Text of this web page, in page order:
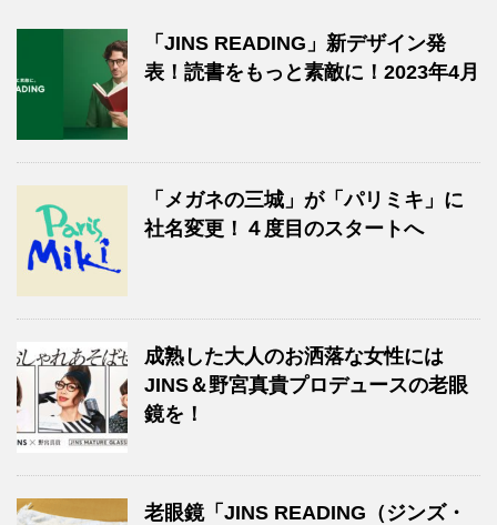
「JINS READING」新デザイン発
表！読書をもっと素敵に！2023年4月
「メガネの三城」が「パリミキ」に
社名変更！４度目のスタートへ
成熟した大人のお洒落な女性には
JINS＆野宮真貴プロデュースの老眼
鏡を！
老眼鏡「JINS READING（ジンズ・